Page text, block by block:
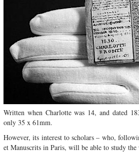
Written when Charlotte was 14, and dated
only 35 x 61mm.
However, its interest to scholars – who,
et Manuscrits in Paris, will be able to study